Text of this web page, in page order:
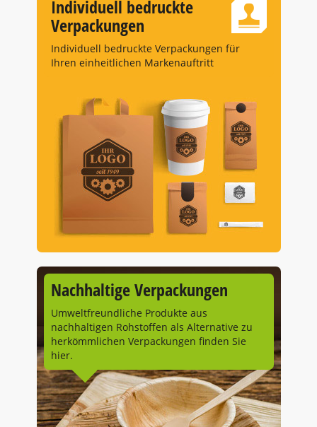
Individuell bedruckte
Verpackungen
Individuell bedruckte Verpackungen für
Ihren einheitlichen Markenauftritt
Nachhaltige Verpackungen
Umweltfreundliche Produkte aus
nachhaltigen Rohstoffen als Alternative zu
herkömmlichen Verpackungen finden Sie
hier.